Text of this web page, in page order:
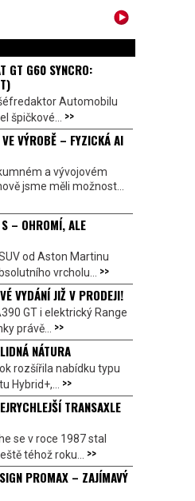
GT G60 SYNCRO:
Automobilu
špičkové... >>
VÝROBĚ – FYZICKÁ AI
a vývojovém
jsme měli možnost...
– OHROMÍ, ALE
od Aston Martinu
vrcholu... >>
VYDÁNÍ JIŽ V PRODEJI!
GT i elektrický Range
právě... >>
NÁTURA
rozšířila nabídku typu
Hybrid+,... >>
TRANSAXLE
se v roce 1987 stal
téhož roku... >>
PROMAX – ZAJÍMAVÝ